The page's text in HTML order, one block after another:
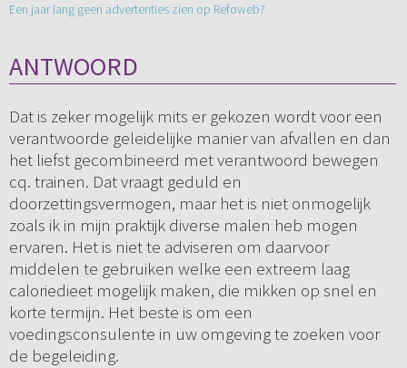
Een jaar lang geen advertenties zien op Refoweb?
ANTWOORD
Dat is zeker mogelijk mits er gekozen wordt voor een
verantwoorde geleidelijke manier van afvallen en dan
het liefst gecombineerd met verantwoord bewegen
cq. trainen. Dat vraagt geduld en
doorzettingsvermogen, maar het is niet onmogelijk
zoals ik in mijn praktijk diverse malen heb mogen
ervaren. Het is niet te adviseren om daarvoor
middelen te gebruiken welke een extreem laag
caloriedieet mogelijk maken, die mikken op snel en
korte termijn. Het beste is om een
voedingsconsulente in uw omgeving te zoeken voor
de begeleiding.